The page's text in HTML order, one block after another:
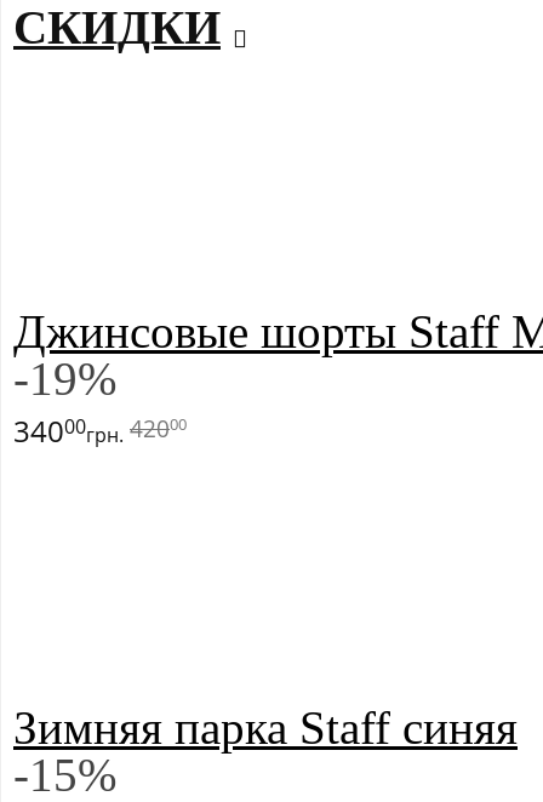
СКИДКИ
Джинсовые шорты Staff
-19%
42000
34000грн.
Зимняя парка Staff синяя
-15%